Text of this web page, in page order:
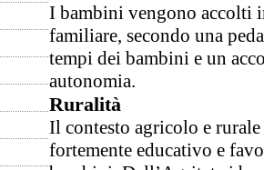
I bambini vengono accolti
familiare, secondo una
tempi dei bambini e un
autonomia.
Ruralità
Il contesto agricolo e
fortemente educativo e